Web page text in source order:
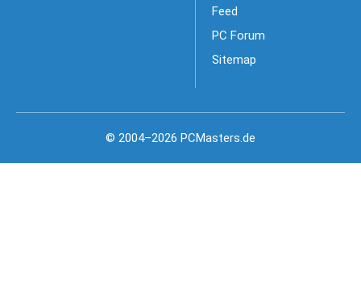
Feed
PC Forum
Sitemap
© 2004–2026 PCMasters.de